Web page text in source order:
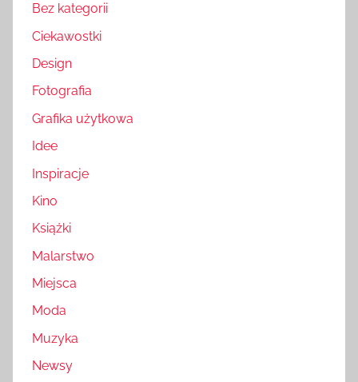
Bez kategorii
Ciekawostki
Design
Fotografia
Grafika użytkowa
Idee
Inspiracje
Kino
Książki
Malarstwo
Miejsca
Moda
Muzyka
Newsy